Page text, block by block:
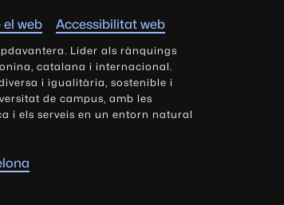
el web Accessibilitat web
Líder als rànquings
catalana i internacional.
i igualitària, sostenible i
de campus, amb les
i els serveis en un entorn natural